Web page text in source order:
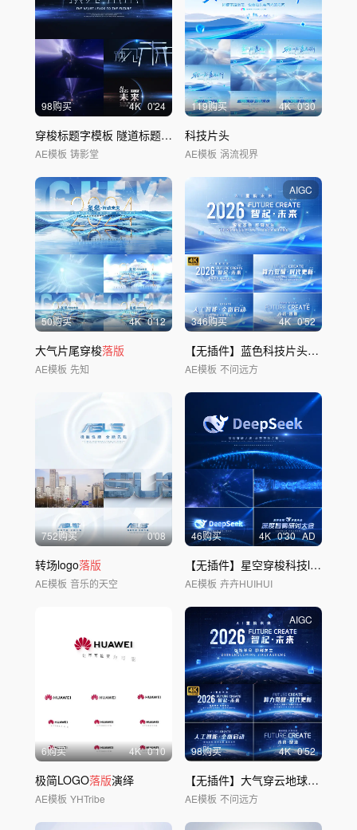
98购买 4K 0'24
穿梭标题字模板 隧道标题字 隧道科技文字
AE模板 铸影堂
119购买 4K 0'30
科技片头
AE模板 涡流视界
50购买 4K 0'12
大气片尾穿梭落版
AE模板 先知
AIGC
346购买 4K 0'52
【无插件】蓝色科技片头发布会标题KV
AE模板 不问远方
752购买 0'08
转场logo落版
AE模板 音乐的天空
46购买 4K 0'30 AD
【无插件】星空穿梭科技logo定
AE模板 卉卉HUIHUI
6购买 4K 0'10
极简LOGO落版演绎
AE模板 YHTribe
AIGC
98购买 4K 0'52
【无插件】大气穿云地球片头片尾
AE模板 不问远方